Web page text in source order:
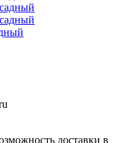
доставки в